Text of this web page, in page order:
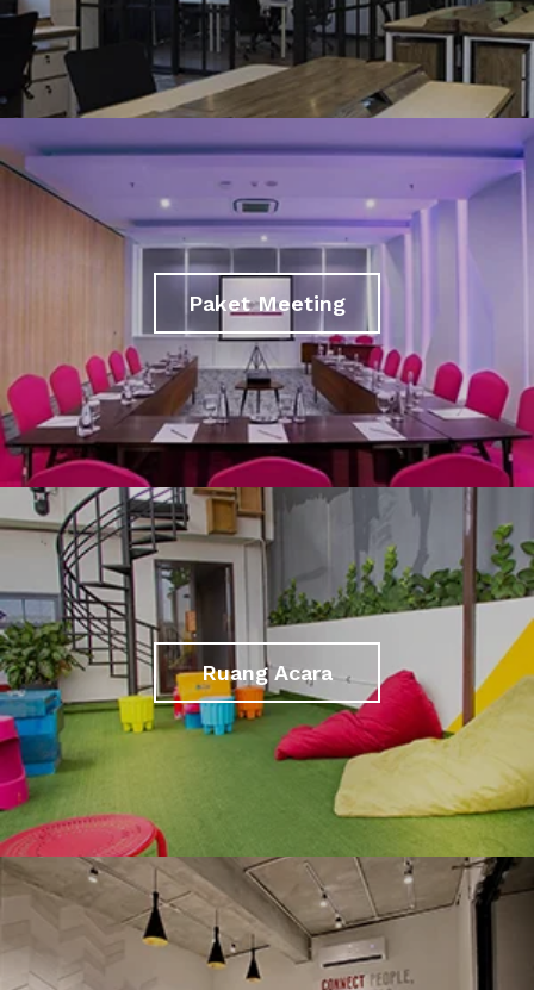
Paket Meeting
Ruang Acara